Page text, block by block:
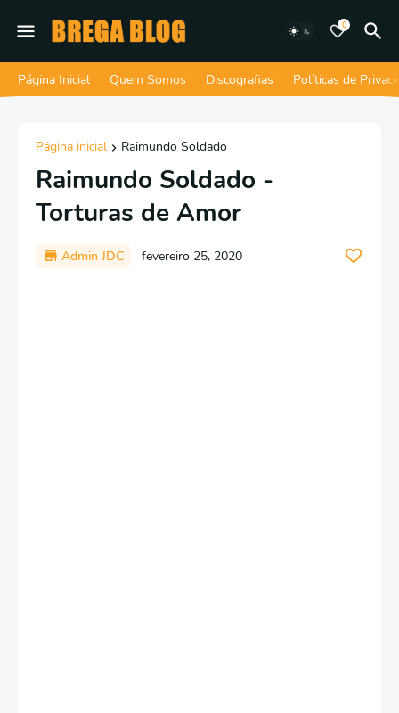
0
Página Inicial Quem Somos Discografias Políticas de
Página inicial Raimundo Soldado
Raimundo Soldado -
Torturas de Amor
Admin JDC fevereiro 25, 2020